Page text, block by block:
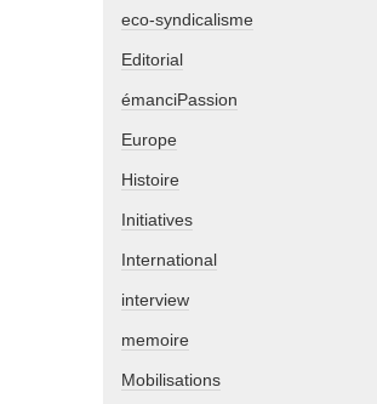
eco-syndicalisme
Editorial
émanciPassion
Europe
Histoire
Initiatives
International
interview
memoire
Mobilisations